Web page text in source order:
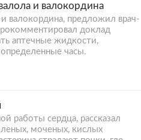
и валокордина
валокордина, предложил врач-
доклад
аптечные жидкости,
часы.
работы сердца, рассказал
моченых, кислых